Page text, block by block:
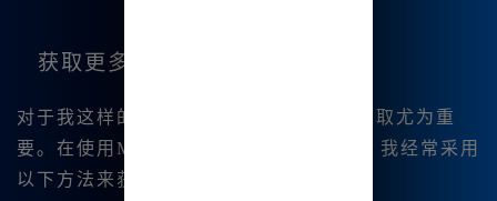
获取更多绘画灵感
对于我这样的绘画爱好者来说，灵感的获取尤为重
要。在使用Midjourney中文版的过程中，我经常采用
以下方法来获取灵感：